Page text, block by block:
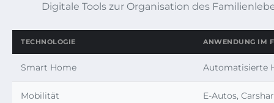
Digitale Tools zur Organisation des
TECHNOLOGIE ANWENDUNG IM
Smart Home Automatisierte
Mobilität E-Autos,